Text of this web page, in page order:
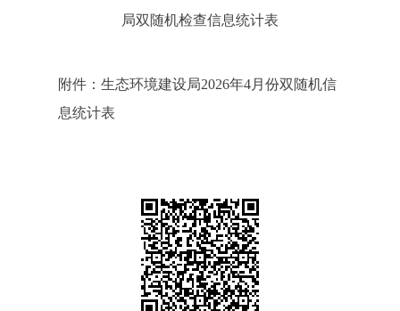
局双随机检查信息统计表
附件：生态环境建设局2026年4月份双随机信
息统计表